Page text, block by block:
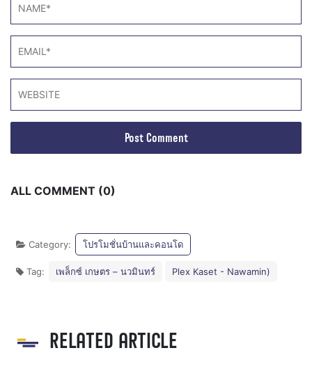
ALL COMMENT (0)
Category: โปรโมชั่นบ้านและคอนโด
Tag: เพล็กซ์ เกษตร – นวมินทร์ Plex Kaset - Nawamin)
RELATED ARTICLE